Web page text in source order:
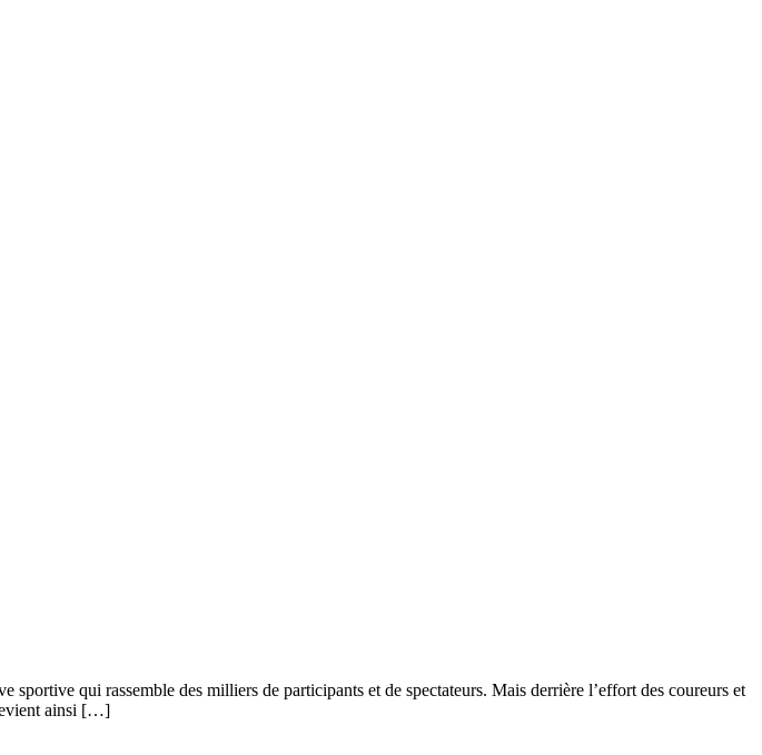
qui rassemble des milliers de participants et de spectateurs. Mais derrière l’effort des coureurs et
ainsi […]